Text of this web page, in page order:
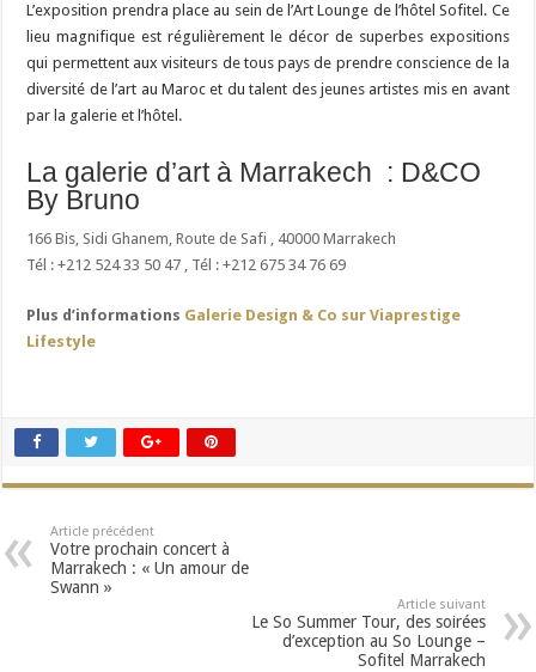
L’exposition prendra place au sein de l’Art Lounge de l’hôtel Sofitel. Ce
lieu magnifique est régulièrement le décor de superbes expositions
qui permettent aux visiteurs de tous pays de prendre conscience de la
diversité de l’art au Maroc et du talent des jeunes artistes mis en avant
par la galerie et l’hôtel.
La galerie d’art à Marrakech : D&CO
By Bruno
166 Bis, Sidi Ghanem, Route de Safi , 40000 Marrakech
Tél : +212 524 33 50 47 , Tél : +212 675 34 76 69
Plus d’informations Galerie Design & Co sur Viaprestige
Lifestyle
Article précédent
Votre prochain concert à
Marrakech : « Un amour de
Swann »
Article suivant
Le So Summer Tour, des soirées
d’exception au So Lounge –
Sofitel Marrakech